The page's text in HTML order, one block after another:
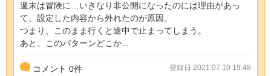
週末は冒険に…いきなり非公開になったのには理由があっ
て、設定した内容から外れたのが原因。
つまり、このまま行くと途中で止まってしまう。
あと、このパターンどこか...
コメント 0件 登録日 2021.07.10 19:48